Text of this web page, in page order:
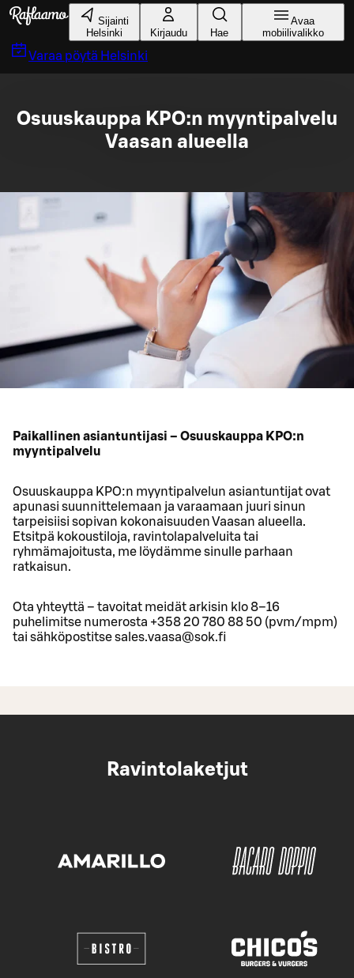
Siirry pääsisältöön
Sijainti
Helsinki
Kirjaudu Hae
Avaa
mobiilivalikko
Varaa pöytä Helsinki
Osuuskauppa KPO:n myyntipalvelu
Vaasan alueella
Paikallinen asiantuntijasi – Osuuskauppa KPO:n
myyntipalvelu
Osuuskauppa KPO:n myyntipalvelun asiantuntijat ovat
apunasi suunnittelemaan ja varaamaan juuri sinun
tarpeisiisi sopivan kokonaisuuden Vaasan alueella.
Etsitpä kokoustiloja, ravintolapalveluita tai
ryhmämajoitusta, me löydämme sinulle parhaan
ratkaisun.
Ota yhteyttä – tavoitat meidät arkisin klo 8–16
puhelimitse numerosta +358 20 780 88 50 (pvm/mpm)
tai sähköpostitse sales.vaasa@sok.fi
Ravintolaketjut